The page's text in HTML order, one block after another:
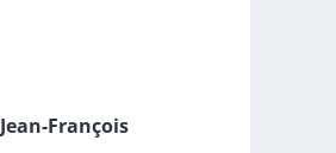
Jean-François